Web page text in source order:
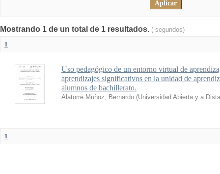
Mostrando 1 de un total de 1 resultados. ( segundos)
1
Uso pedagógico de un entorno virtual de
aprendizajes significativos en la unidad de
alumnos de bachillerato.
Alatorre Muñoz, Bernardo (Universidad Abierta y a
1